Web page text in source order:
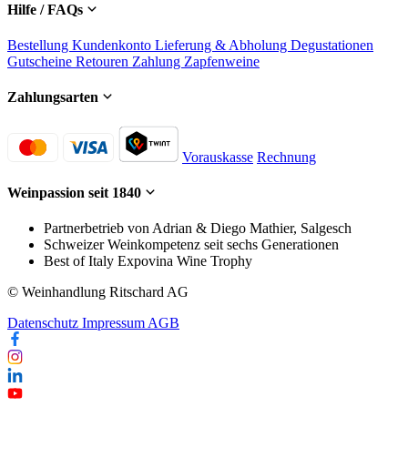
Hilfe / FAQs
Bestellung Kundenkonto Lieferung & Abholung Degustationen
Gutscheine Retouren Zahlung Zapfenweine
Zahlungsarten
Vorauskasse Rechnung
Weinpassion seit 1840
Partnerbetrieb von Adrian & Diego Mathier, Salgesch
Schweizer Weinkompetenz seit sechs Generationen
Best of Italy Expovina Wine Trophy
© Weinhandlung Ritschard AG
Datenschutz Impressum AGB